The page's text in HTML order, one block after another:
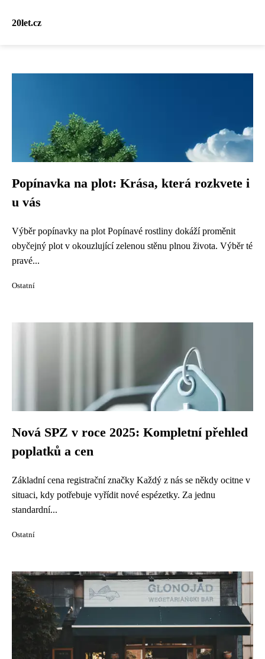
20let.cz
Popínavka na plot: Krása, která rozkvete i
u vás
Výběr popínavky na plot Popínavé rostliny dokáží proměnit
obyčejný plot v okouzlující zelenou stěnu plnou života. Výběr té
pravé...
Ostatní
Nová SPZ v roce 2025: Kompletní přehled
poplatků a cen
Základní cena registrační značky Každý z nás se někdy ocitne v
situaci, kdy potřebuje vyřídit nové espézetky. Za jednu
standardní...
Ostatní